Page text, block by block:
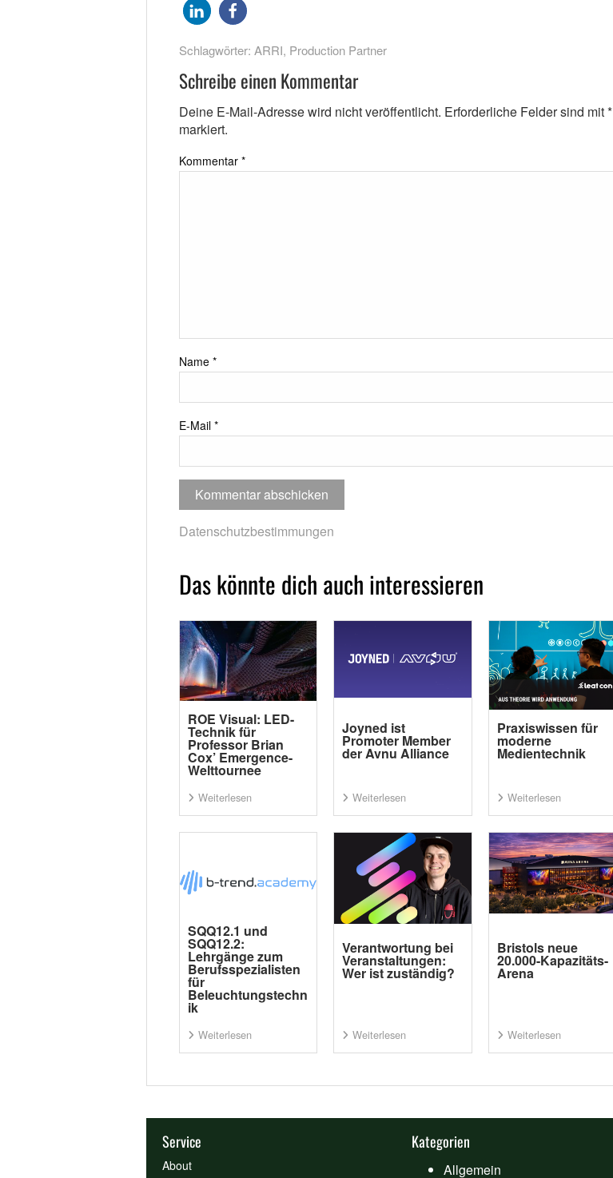
Schlagwörter: ARRI, Production Partner
Schreibe einen Kommentar
Deine E-Mail-Adresse wird nicht veröffentlicht. Erforderliche Felder sind mit*
markiert.
Kommentar *
Name *
E-Mail *
Datenschutzbestimmungen
Das könnte dich auch interessieren
ROE Visual: LED-
Technik für
Professor Brian
Cox’ Emergence-
Welttournee
Weiterlesen
Joyned ist
Promoter Member
der Avnu Alliance
Weiterlesen
Praxiswissen für
moderne
Medientechnik
Weiterlesen
SQQ12.1 und
SQQ12.2:
Lehrgänge zum
Berufsspezialisten
für
Beleuchtungstechn
ik
Weiterlesen
Verantwortung bei
Veranstaltungen:
Wer ist zuständig?
Weiterlesen
Bristols neue
20.000-Kapazitäts-
Arena
Weiterlesen
Service
About
Kategorien
Allgemein